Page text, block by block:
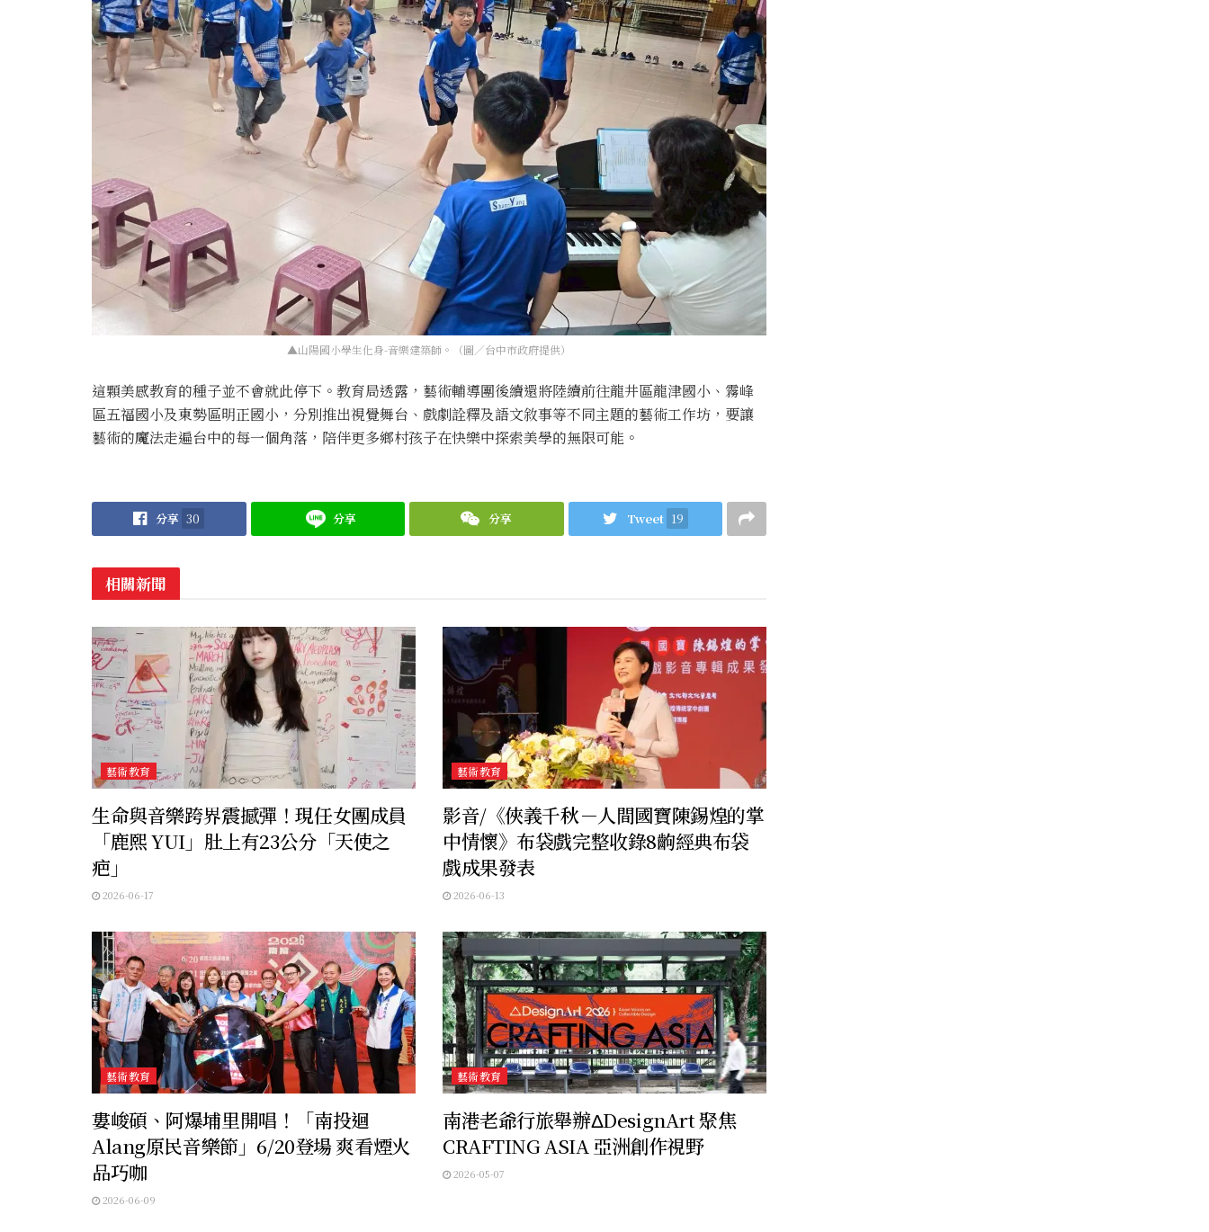
▲山陽國小學生化身-音樂建築師。（圖／台中市政府提供）
這顆美感教育的種子並不會就此停下。教育局透露，藝術輔導團後續還將陸續前往龍井區龍津國小、霧峰
區五福國小及東勢區明正國小，分別推出視覺舞台、戲劇詮釋及語文敘事等不同主題的藝術工作坊，要讓
藝術的魔法走遍台中的每一個角落，陪伴更多鄉村孩子在快樂中探索美學的無限可能。
分享 30 分享 分享 Tweet 19
相關新聞
藝術教育
生命與音樂跨界震撼彈！現任女團成員
「鹿熙 YUI」肚上有23公分「天使之
疤」
2026-06-17
藝術教育
影音/《俠義千秋－人間國寶陳錫煌的掌
中情懷》布袋戲完整收錄8齣經典布袋
戲成果發表
2026-06-13
藝術教育
婁峻碩、阿爆埔里開唱！「南投迴
Alang原民音樂節」6/20登場 爽看煙火
品巧咖
2026-06-09
藝術教育
南港老爺行旅舉辦ΔDesignArt 聚焦
CRAFTING ASIA 亞洲創作視野
2026-05-07